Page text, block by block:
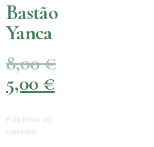
Bastão
Yanca
8,00€
5,00 €
Adicionar ao
carrinho